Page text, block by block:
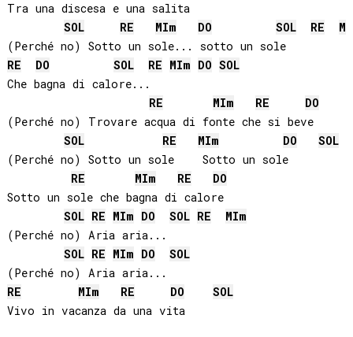
Tra una discesa e una salita
SOL
RE MIm DO SOL RE MI
(Perché no) Sotto un sole... sotto un sole
RE
DO SOL RE MIm DO SOL
Che bagna di calore...
RE
MIm RE
DO
(Perché no) Trovare acqua di fonte che si beve
SOL
RE MIm DO
SOL
(Perché no) Sotto un sole    Sotto un sole
RE
MIm RE
DO
Sotto un sole che bagna di calore
SOL RE MIm DO SOL RE MIm
(Perché no) Aria aria...
SOL RE MIm DO
SOL
RE
MIm RE DO
SOL
Vivo in vacanza da una vita